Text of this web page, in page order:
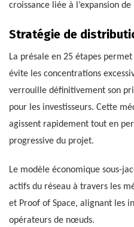
croissance liée à l’expansion de
Stratégie de
La présale en 25 étapes
évite les concentrations
verrouille définitivement son
pour les investisseurs. Cette
agissent rapidement tout en
progressive du projet.
Le modèle économique sous-
actifs du réseau à travers les
et Proof of Space, alignant les
opérateurs de nœuds.